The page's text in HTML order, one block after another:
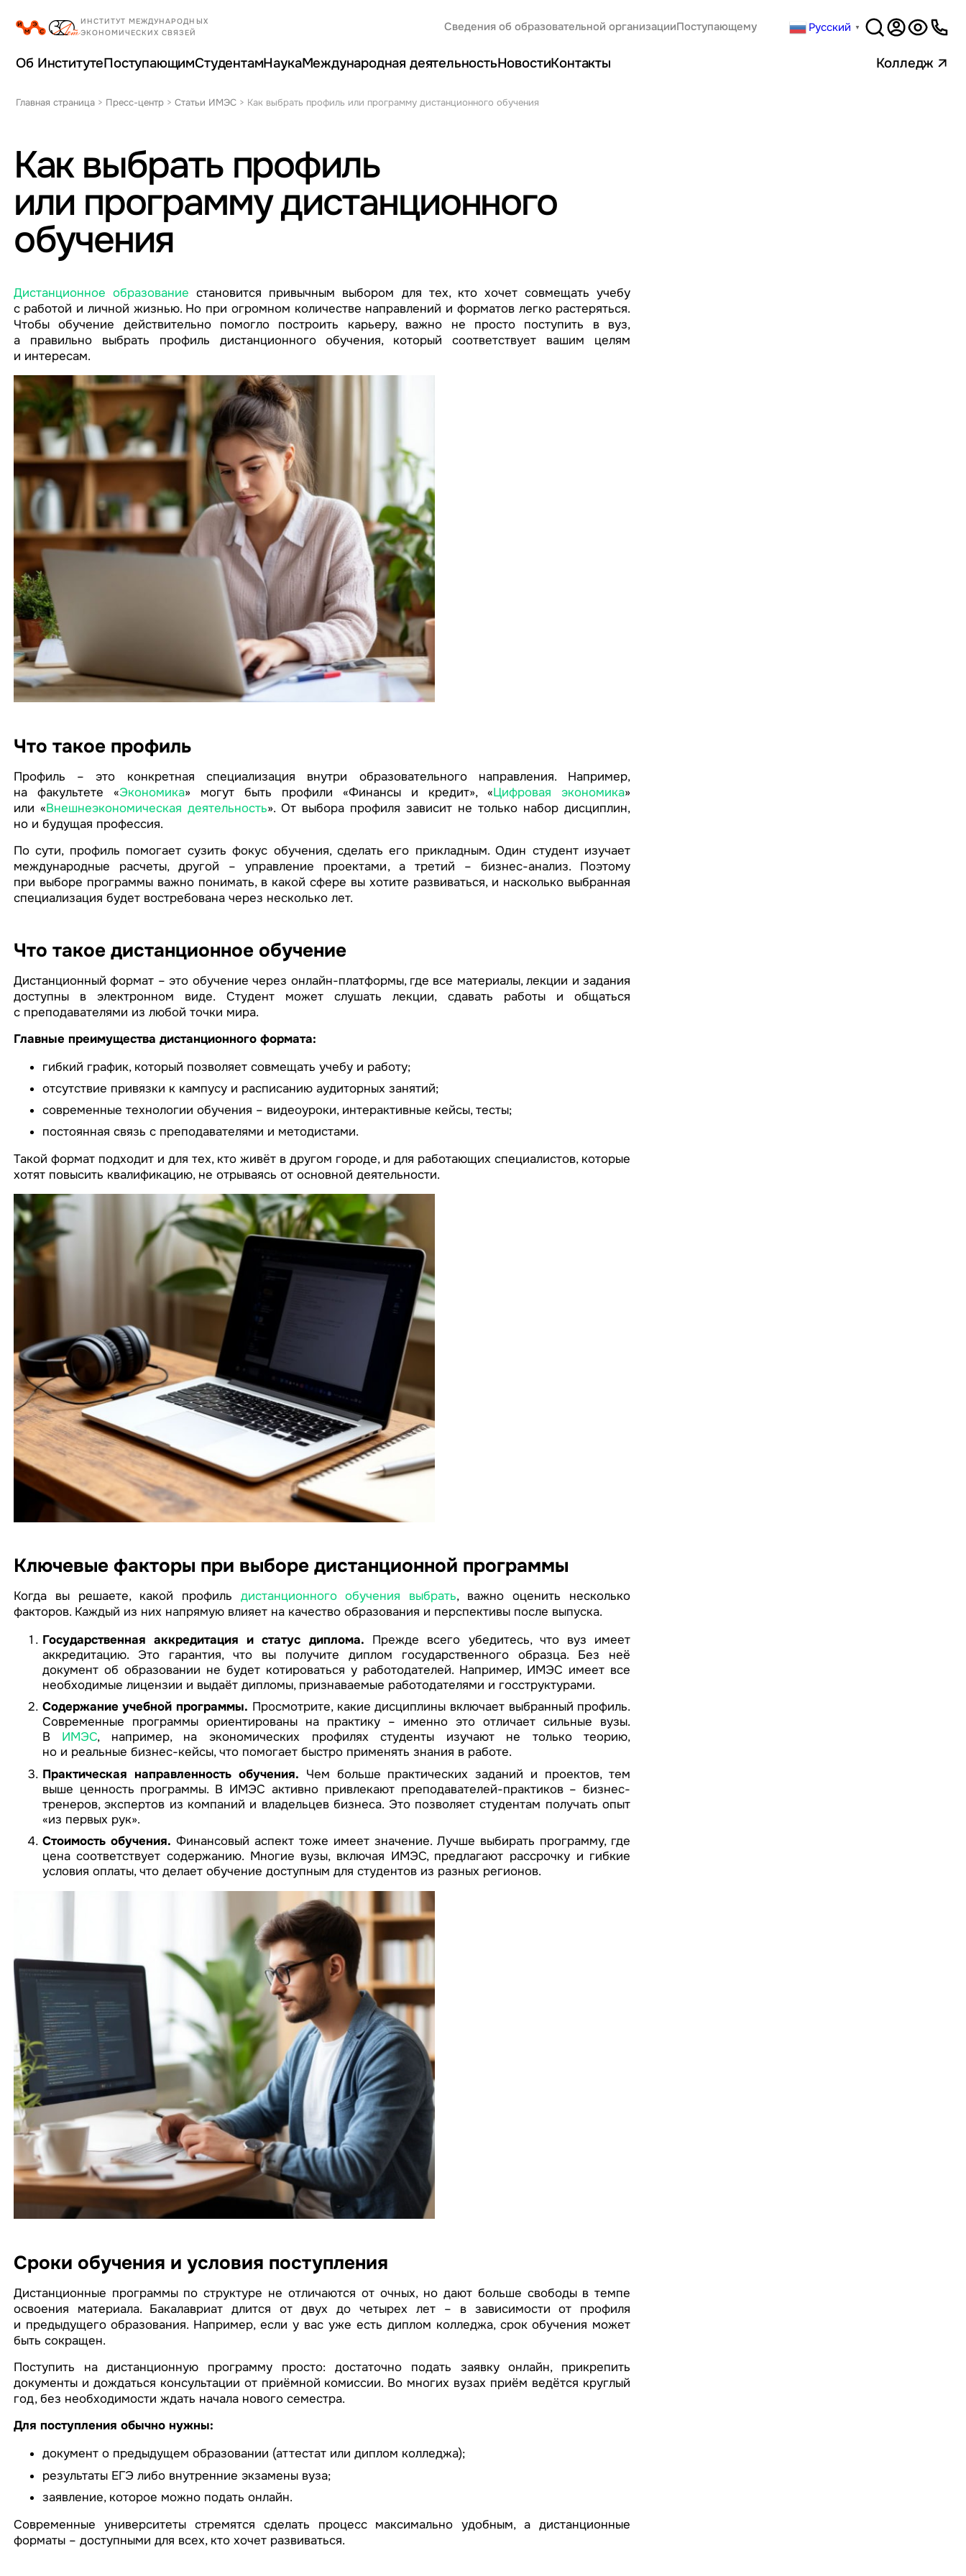
Сведения об образовательной организацииПоступающему Русский ▼
Версия
для
Об ИнститутеПоступающимСтудентамНаукаМеждународная деятельностьНовостиКонтакты Колледж
Главная страница > Пресс-центр >Статьи ИМЭС > Как выбрать профиль или программу дистанционного обучения
Как выбрать профиль
или программу дистанционного
обучения
Дистанционное образование становится привычным выбором для тех, кто хочет совмещать учебу
с работой и личной жизнью. Но при огромном количестве направлений и форматов легко растеряться.
Чтобы обучение действительно помогло построить карьеру, важно не просто поступить в вуз,
а правильно выбрать профиль дистанционного обучения, который соответствует вашим целям
и интересам.
Что такое профиль
Профиль – это конкретная специализация внутри образовательного направления. Например,
на факультете «Экономика» могут быть профили «Финансы и кредит», «Цифровая экономика»
или «Внешнеэкономическая деятельность». От выбора профиля зависит не только набор дисциплин,
но и будущая профессия.
По сути, профиль помогает сузить фокус обучения, сделать его прикладным. Один студент изучает
международные расчеты, другой – управление проектами, а третий – бизнес-анализ. Поэтому
при выборе программы важно понимать, в какой сфере вы хотите развиваться, и насколько выбранная
специализация будет востребована через несколько лет.
Что такое дистанционное обучение
Дистанционный формат – это обучение через онлайн-платформы, где все материалы, лекции и задания
доступны в электронном виде. Студент может слушать лекции, сдавать работы и общаться
с преподавателями из любой точки мира.
Главные преимущества дистанционного формата:
гибкий график, который позволяет совмещать учебу и работу;
отсутствие привязки к кампусу и расписанию аудиторных занятий;
современные технологии обучения – видеоуроки, интерактивные кейсы, тесты;
постоянная связь с преподавателями и методистами.
Такой формат подходит и для тех, кто живёт в другом городе, и для работающих специалистов, которые
хотят повысить квалификацию, не отрываясь от основной деятельности.
Ключевые факторы при выборе дистанционной программы
Когда вы решаете, какой профиль дистанционного обучения выбрать, важно оценить несколько
факторов. Каждый из них напрямую влияет на качество образования и перспективы после выпуска.
Государственная аккредитация и статус диплома. Прежде всего убедитесь, что вуз имеет
аккредитацию. Это гарантия, что вы получите диплом государственного образца. Без неё
документ об образовании не будет котироваться у работодателей. Например, ИМЭС имеет все
необходимые лицензии и выдаёт дипломы, признаваемые работодателями и госструктурами.
Содержание учебной программы. Просмотрите, какие дисциплины включает выбранный профиль.
Современные программы ориентированы на практику – именно это отличает сильные вузы.
В ИМЭС, например, на экономических профилях студенты изучают не только теорию,
но и реальные бизнес-кейсы, что помогает быстро применять знания в работе.
Практическая направленность обучения. Чем больше практических заданий и проектов, тем
выше ценность программы. В ИМЭС активно привлекают преподавателей-практиков – бизнес-
тренеров, экспертов из компаний и владельцев бизнеса. Это позволяет студентам получать опыт
«из первых рук».
Стоимость обучения. Финансовый аспект тоже имеет значение. Лучше выбирать программу, где
цена соответствует содержанию. Многие вузы, включая ИМЭС, предлагают рассрочку и гибкие
условия оплаты, что делает обучение доступным для студентов из разных регионов.
Сроки обучения и условия поступления
Дистанционные программы по структуре не отличаются от очных, но дают больше свободы в темпе
освоения материала. Бакалавриат длится от двух до четырех лет – в зависимости от профиля
и предыдущего образования. Например, если у вас уже есть диплом колледжа, срок обучения может
быть сокращен.
Поступить на дистанционную программу просто: достаточно подать заявку онлайн, прикрепить
документы и дождаться консультации от приёмной комиссии. Во многих вузах приём ведётся круглый
год, без необходимости ждать начала нового семестра.
Для поступления обычно нужны:
документ о предыдущем образовании (аттестат или диплом колледжа);
результаты ЕГЭ либо внутренние экзамены вуза;
заявление, которое можно подать онлайн.
Современные университеты стремятся сделать процесс максимально удобным, а дистанционные
форматы – доступными для всех, кто хочет развиваться.